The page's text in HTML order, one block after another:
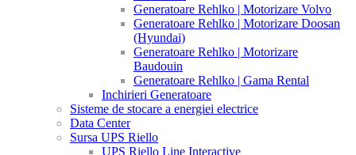
Generatoare Rehlko | Motorizare Volvo
Generatoare Rehlko | Motorizare Doosan
(Hyundai)
Generatoare Rehlko | Motorizare
Baudouin
Generatoare Rehlko | Gama Rental
Inchirieri Generatoare
Sisteme de stocare a energiei electrice
Data Center
Sursa UPS Riello
UPS Riello Line Interactive